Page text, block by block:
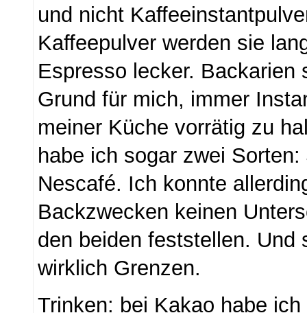
und nicht
Kaffeepulver werden sie
Espresso lecker. Backarien
Grund für mich, immer
meiner Küche vorrätig zu
habe ich sogar zwei
Nescafé. Ich konnte
Backzwecken keinen
den beiden feststellen.
wirklich Grenzen.
Trinken: bei Kakao habe